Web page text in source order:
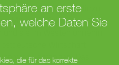
praktisch auf Null. Hinzu
Märkte in Osteuropa über
sie im Westen ohnehin
vorne anfangen. Das
an erste
welche Daten Sie
die für das korrekte